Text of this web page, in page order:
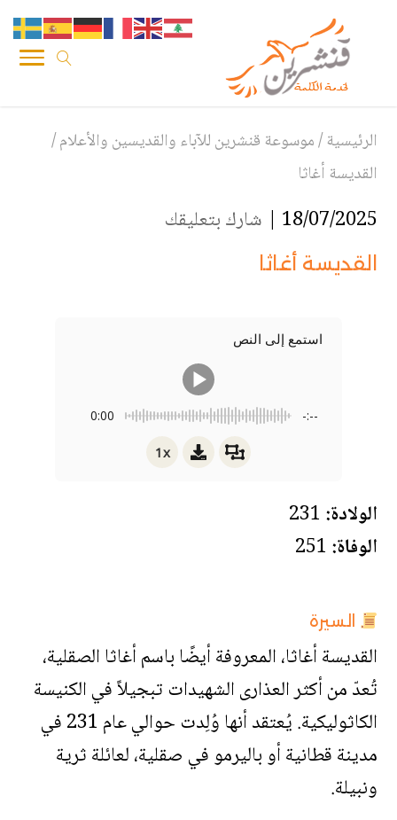
الرئيسية/موسوعة قنشرين للآباء والقديسين والأعلام/
القديسة أغاثا
18/07/2025 | شارك بتعليقك
القديسة أغاثا
استمع إلى النص
0:00 -:--
1x
الولادة:
الوفاة:
السيرة
القديسة أغاثا، المعروفة أيضًا باسم أغاثا الصقلية،
تُعدّ من أكثر العذارى الشهيدات تبجيلاً في الكنيسة
الكاثوليكية. يُعتقد أنها وُلِدت حوالي عام 231 في
مدينة قطانية أو باليرمو في صقلية، لعائلة ثرية
ونبيلة.